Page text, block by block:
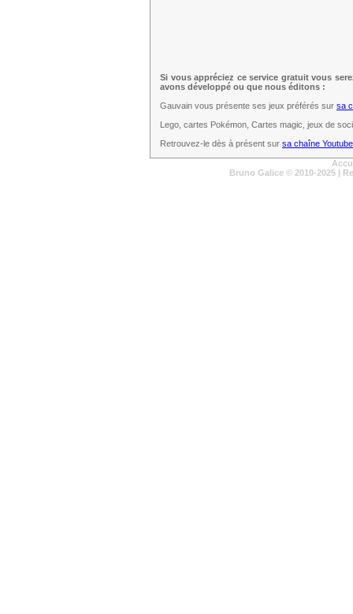
Si vous appréciez ce service gratuit vous
avons développé ou que nous éditons :
Gauvain vous présente ses jeux préférés sur sa
Lego, cartes Pokémon, Cartes magic, jeux de
Retrouvez-le dès à présent sur sa chaîne Youtube
Bruno Galice © 2010-2025 |